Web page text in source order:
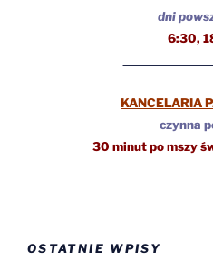
dni
6:30,
KANCELARIA
czynna
30 minut po mszy
OSTATNIE WPISY